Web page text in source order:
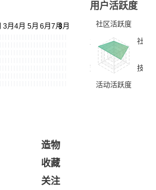
用户活跃度
造物
收藏
关注